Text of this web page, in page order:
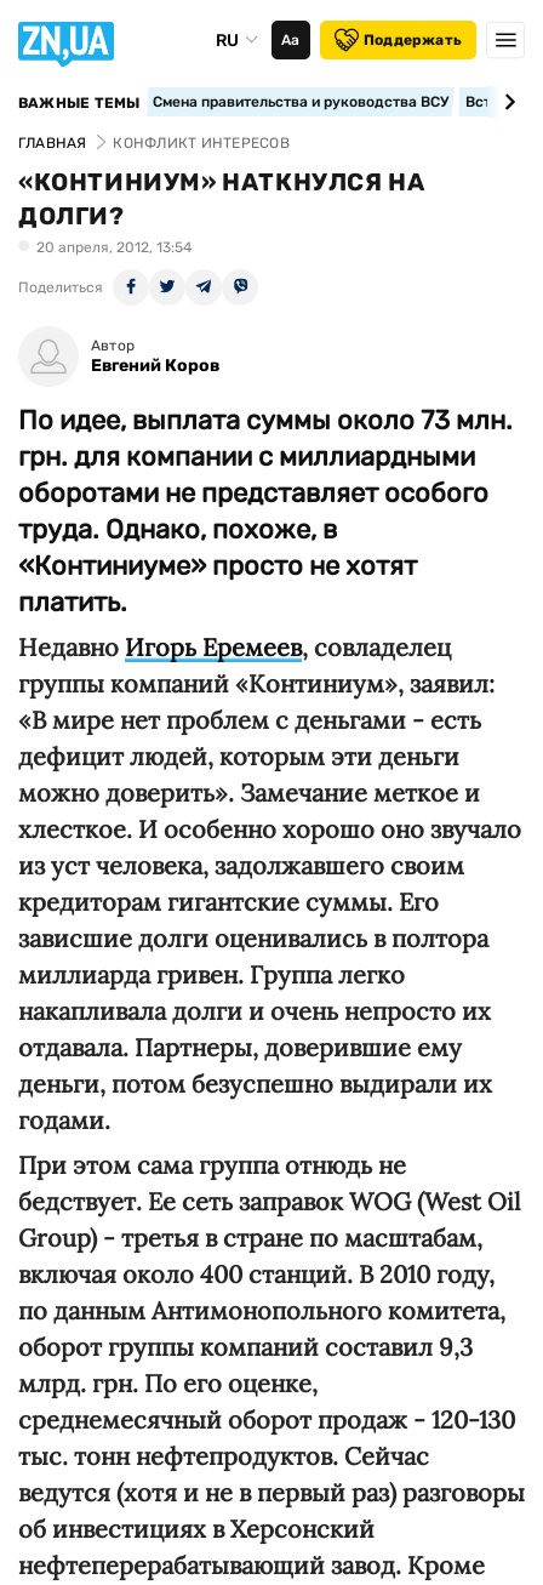
RU Аа Поддержать
ВАЖНЫЕ ТЕМЫ Смена правительства и руководства ВСУ
ГЛАВНАЯ КОНФЛИКТ ИНТЕРЕСОВ
«КОНТИНИУМ» НАТКНУЛСЯ НА
ДОЛГИ?
20 апреля, 2012, 13:54
Поделиться
Автор
Евгений Коров
По идее, выплата суммы около 73 млн.
грн. для компании с миллиардными
оборотами не представляет особого
труда. Однако, похоже, в
«Континиуме» просто не хотят
платить.
Недавно Игорь Еремеев, совладелец
группы компаний «Континиум», заявил:
«В мире нет проблем с деньгами - есть
дефицит людей, которым эти деньги
можно доверить». Замечание меткое и
хлесткое. И особенно хорошо оно звучало
из уст человека, задолжавшего своим
кредиторам гигантские суммы. Его
зависшие долги оценивались в полтора
миллиарда гривен. Группа легко
накапливала долги и очень непросто их
отдавала. Партнеры, доверившие ему
деньги, потом безуспешно выдирали их
годами.
При этом сама группа отнюдь не
бедствует. Ее сеть заправок WOG (West Oil
Group) - третья в стране по масштабам,
включая около 400 станций. В 2010 году,
по данным Антимонопольного комитета,
оборот группы компаний составил 9,3
млрд. грн. По его оценке,
среднемесячный оборот продаж - 120-130
тыс. тонн нефтепродуктов. Сейчас
ведутся (хотя и не в первый раз) разговоры
об инвестициях в Херсонский
нефтеперерабатывающий завод. Кроме